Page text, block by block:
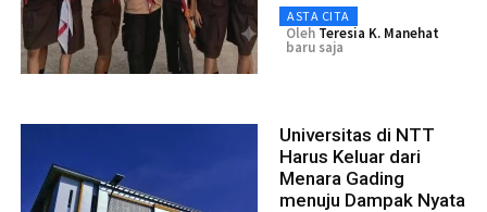
ASTA CITA
Oleh Teresia K. Manehat
baru saja
Universitas di NTT
Harus Keluar dari
Menara Gading
menuju Dampak Nyata